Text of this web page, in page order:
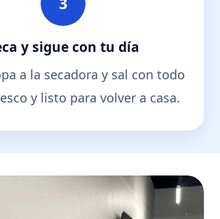
y sigue con tu día
a la secadora y sal con todo
y listo para volver a casa.